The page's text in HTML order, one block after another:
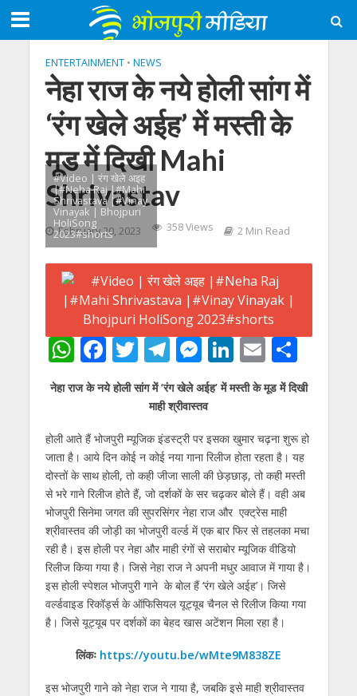
ENTERTAINMENT • NEWS
नेहा राज के नये होली सांग में
‘रंग खेले अईह’ में मस्ती के
मूड में दिखी Mahi
Shrivastav
February 20, 2023 358 Views 2 Min Read
#Video | रंग खेले अइह
|#Neha Raj |#Mahi
Shrivastava |#Vinay
Vinayak | Bhojpuri
HoliSong
2023#shorts
W
h
at
s
A
p
p
F
ac
e
b
o
o
k
T
w
itt
er
T
el
e
gr
a
m
M
e
ss
n
g
er
Li
n
k
dI
n
E
m
ai
S
h
ar
e
नेहा राज के नये होली सांग में ‘रंग खेले अईह’ में मस्ती के मूड में दिखी
माही श्रीवास्तव
होली आते हैं भोजपुरी म्यूजिक इंडस्ट्री पर इसका खुमार चढ़ना शुरू हो
जाता है। आये दिन कोई न कोई नया गाना रिलीज होता रहता है। यह
दोस्तों के साथ होली, तो कही जीजा साली की छेड़छाड़, तो कही मस्ती
से भरे गाने रिलीज होते हैं, जो दर्शकों के सर चढ़कर बोले हैं। वही अब
भोजपुरी सिनेमा जगत की सुपरसिंगर नेहा राज और एक्ट्रेस माही
श्रीवास्तव की जोड़ी का भोजपुरी वर्ल्ड में एक बार फिर से तहलका मचा
रही है। इस होली पर नेहा और माही रंगों से सराबोर म्यूजिक वीडियो
रिलीज किया गया है। जिसे नेहा राज ने अपनी मधुर आवाज में गाया है।
इस होली स्पेशल भोजपुरी गाने के बोल हैं ‘रंग खेले अईह’। जिसे
वर्ल्डवाइड रिकॉर्ड्स के ऑफिसियल यूट्यूब चैनल से रिलीज किया गया
है। जिसे यूट्यूब पर दर्शकों का बेहद खास अटेंशन मिला रहा है।
लिंकः https://youtu.be/wMte9M838ZE
इस भोजपुरी गाने को नेहा राज ने गाया है, जबकि इसे माही श्रीवास्तव